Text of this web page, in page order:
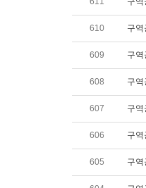
610 구
609 구
608 구
607 구
606 구
605 구